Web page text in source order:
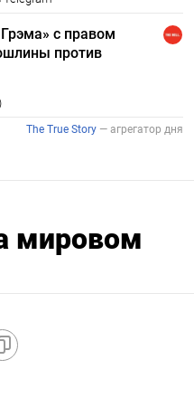
мировом